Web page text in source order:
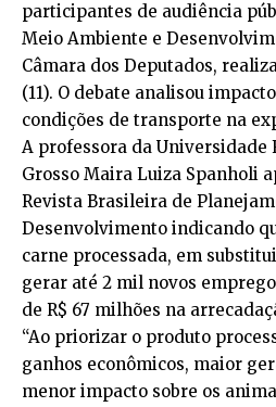
participantes de audiência
Meio Ambiente e
Câmara dos Deputados,
(11). O debate analisou
condições de transporte na
A professora da Universidade
Grosso Maira Luiza Spanholi
Revista Brasileira de
Desenvolvimento indicando
carne processada, em
gerar até 2 mil novos
de R$ 67 milhões na
“Ao priorizar o produto
ganhos econômicos, maior
menor impacto sobre os